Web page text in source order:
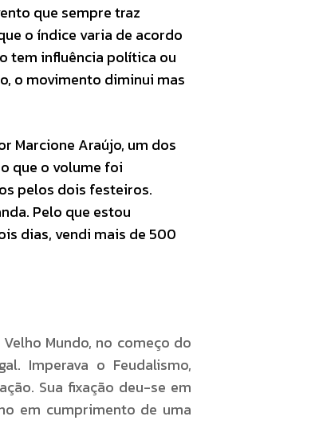
que sempre traz
o índice varia de acordo
tem influência política ou
o movimento diminui mas
Marcione Araújo, um dos
que o volume foi
pelos dois festeiros.
Pelo que estou
dias, vendi mais de 500
Mundo, no começo do
Imperava o Feudalismo,
Sua fixação deu-se em
em cumprimento de uma